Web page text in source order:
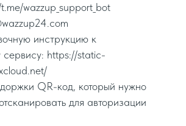
wazzup_support_bot
инструкцию к
сервису: https://static-
QR-код, который нужно
для авторизации